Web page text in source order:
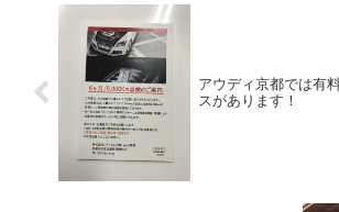
アウディ京都では有
スがあります！